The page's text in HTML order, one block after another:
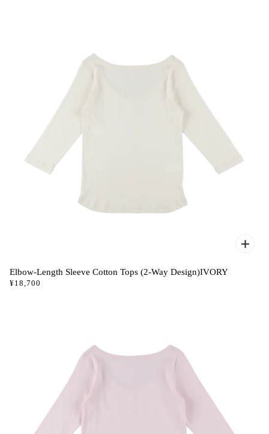
Elbow-Length Sleeve Cotton Tops (2-Way Design)IVORY
¥18,700